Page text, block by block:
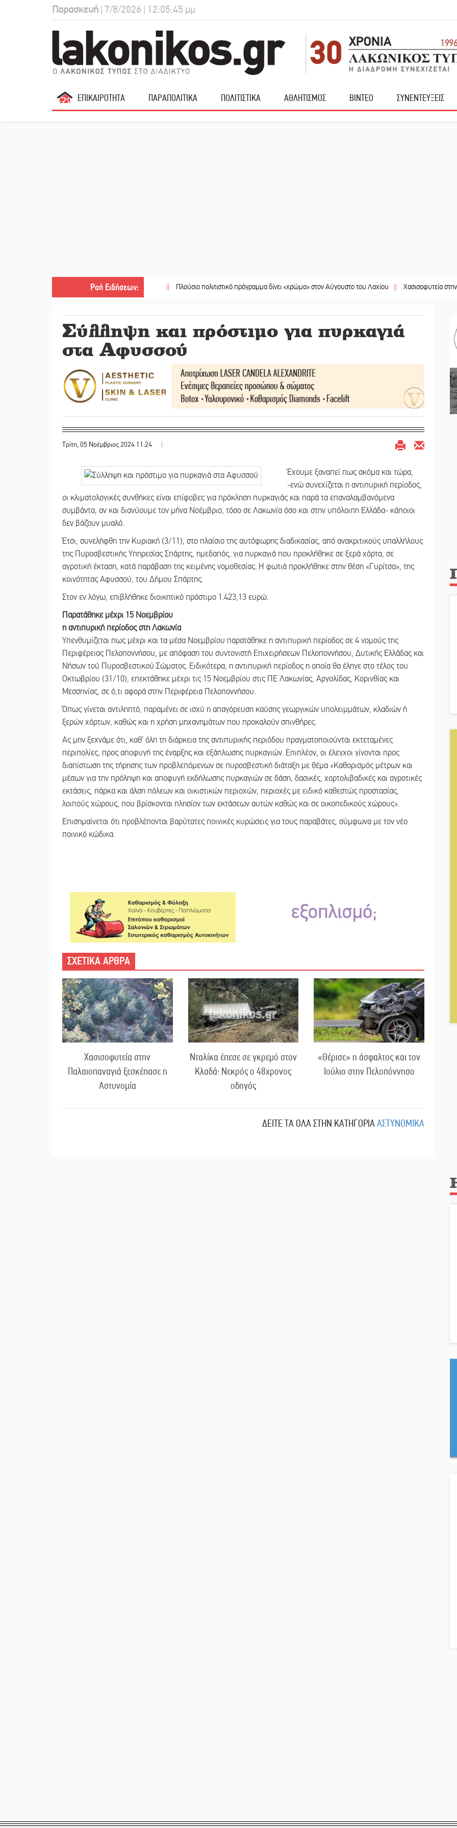
Παρασκευή | 7/8/2026 | 12:05:46 μμ
ΕΠΙΚΑΙΡΟΤΗΤΑ ΠΑΡΑΠΟΛΙΤΙΚΑ ΠΟΛΙΤΙΣΤΙΚΑ ΑΘΛΗΤΙΣΜΟΣ ΒΙΝΤΕΟ ΣΥΝΕΝΤΕΥΞΕΙΣ
Ροή Ειδήσεων:
|| Πλούσιο πολιτιστικό πρόγραμμα δίνει «χρώμα» στον Αύγουστο του Λαχίου || Χασισοφυτεία στην
Σύλληψη και πρόστιμο για πυρκαγιά
στα Αφυσσού
Τρίτη, 05 Νοέμβριος 2024 11:24 |
Έχουμε ξαναπεί πως ακόμα και τώρα,
-ενώ συνεχίζεται η αντιπυρική περίοδος,
οι κλιματολογικές συνθήκες είναι επίφοβες για πρόκληση πυρκαγιάς και παρά τα επαναλαμβανόμενα
συμβάντα, αν και διανύουμε τον μήνα Νοέμβριο, τόσο σε Λακωνία όσο και στην υπόλοιπη Ελλάδα- κάποιοι
δεν βάζουν μυαλό.
Έτσι, συνελήφθη την Κυριακή (3/11), στο πλαίσιο της αυτόφωρης διαδικασίας, από ανακριτικούς υπαλλήλους
της Πυροσβεστικής Υπηρεσίας Σπάρτης, ημεδαπός, για πυρκαγιά που προκλήθηκε σε ξερά χόρτα, σε
αγροτική έκταση, κατά παράβαση της κειμένης νομοθεσίας. Η φωτιά προκλήθηκε στην θέση «Γυρίτσα», της
κοινότητας Αφυσσού, του Δήμου Σπάρτης.
Στον εν λόγω, επιβλήθηκε διοικητικό πρόστιμο 1.423,13 ευρώ.
Παρατάθηκε μέχρι 15 Νοεμβρίου
η αντιπυρική περίοδος στη Λακωνία
Υπενθυμίζεται πως μέχρι και τα μέσα Νοεμβρίου παρατάθηκε η αντιπυρική περίοδος σε 4 νομούς της
Περιφέρειας Πελοποννήσου, με απόφαση του συντονιστή Επιχειρήσεων Πελοποννήσου, Δυτικής Ελλάδας και
Νήσων τού Πυροσβεστικού Σώματος. Ειδικότερα, η αντιπυρική περίοδος η οποία θα έληγε στο τέλος του
Οκτωβρίου (31/10), επεκτάθηκε μέχρι τις 15 Νοεμβρίου στις ΠΕ Λακωνίας, Αργολίδας, Κορινθίας και
Μεσσηνίας, σε ό,τι αφορά στην Περιφέρεια Πελοποννήσου.
Όπως γίνεται αντιληπτό, παραμένει σε ισχύ η απαγόρευση καύσης γεωργικών υπολειμμάτων, κλαδιών ή
ξερών χόρτων, καθώς και η χρήση μηχανημάτων που προκαλούν σπινθήρες.
Ας μην ξεχνάμε ότι, καθ’ όλη τη διάρκεια της αντιπυρικής περιόδου πραγματοποιούνται εκτεταμένες
περιπολίες, προς αποφυγή της έναρξης και εξάπλωσης πυρκαγιών. Επιπλέον, οι έλεγχοι γίνονται προς
διαπίστωση της τήρησης των προβλεπόμενων σε πυροσβεστική διάταξη με θέμα «Καθορισμός μέτρων και
μέσων για την πρόληψη και αποφυγή εκδήλωσης πυρκαγιών σε δάση, δασικές, χορτολιβαδικές και αγροτικές
εκτάσεις, πάρκα και άλση πόλεων και οικιστικών περιοχών, περιοχές με ειδικό καθεστώς προστασίας,
λοιπούς χώρους, που βρίσκονται πλησίον των εκτάσεων αυτών καθώς και σε οικοπεδικούς χώρους».
Επισημαίνεται ότι προβλέπονται βαρύτατες ποινικές κυρώσεις για τους παραβάτες, σύμφωνα με τον νέο
ποινικό κώδικα.
ΣΧΕΤΙΚΑ ΑΡΘΡΑ
Χασισοφυτεία στην
Παλαιοπαναγιά ξεσκέπασε η
Αστυνομία
Νταλίκα έπεσε σε γκρεμό στον
Κλαδά: Νεκρός ο 48χρονος
οδηγός
«Θέρισε» η άσφαλτος και τον
Ιούλιο στην Πελοπόννησο
ΔΕΙΤΕ ΤΑ ΟΛΑ ΣΤΗΝ ΚΑΤΗΓΟΡΙΑΑΣΤΥΝΟΜΙΚΑ